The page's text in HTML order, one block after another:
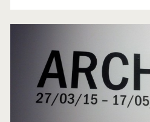
vouloir
de